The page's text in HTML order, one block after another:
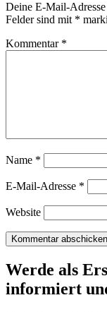
Deine E-Mail-
Felder sind mit *
Kommentar *
Name *
E-Mail-Adresse *
Website
Werde als
informiert